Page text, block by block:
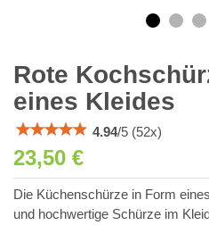
Rote
eines Kleides
4.94/5 (52x)
23,50 €
Die Küchenschürze in Form
und hochwertige Schürze im